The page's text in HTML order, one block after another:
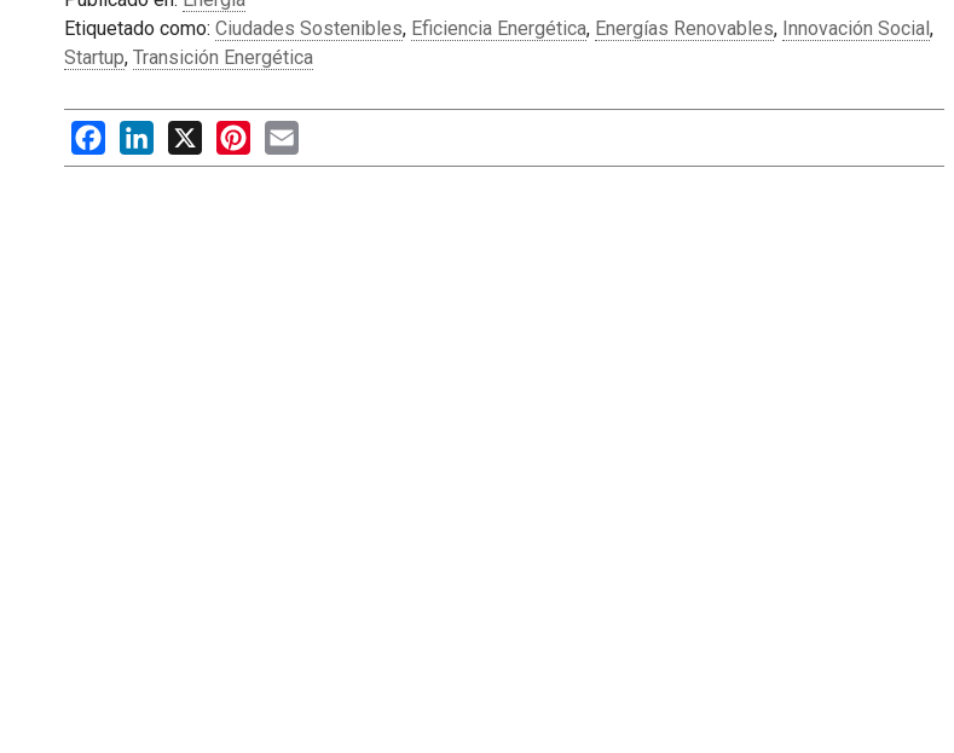
Etiquetado como: Ciudades Sostenibles, Eficiencia Energética, Energías Renovables, Innovación Social,
Startup, Transición Energética
FacebookLinkedIn
X PinterestEmail